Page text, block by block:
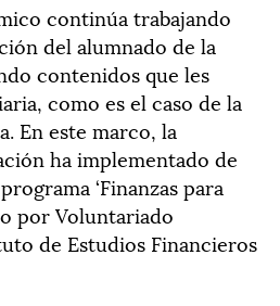
continúa trabajando
del alumnado de la
contenidos que les
como es el caso de la
En este marco, la
ha implementado de
‘Finanzas para
por Voluntariado
de Estudios Financieros